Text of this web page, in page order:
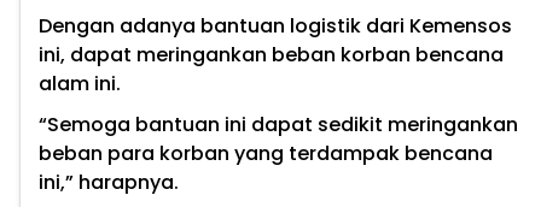
Dengan adanya bantuan logistik dari Kemensos
ini, dapat meringankan beban korban bencana
alam ini.
“Semoga bantuan ini dapat sedikit meringankan
beban para korban yang terdampak bencana
ini,” harapnya.